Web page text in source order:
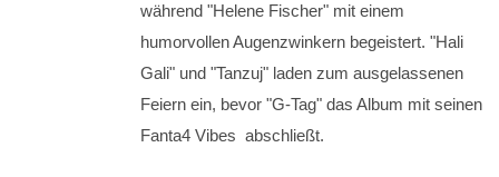
während "Helene Fischer" mit einem
humorvollen Augenzwinkern begeistert. "Hali
Gali" und "Tanzuj" laden zum ausgelassenen
Feiern ein, bevor "G-Tag" das Album mit seinen
Fanta4 Vibes abschließt.